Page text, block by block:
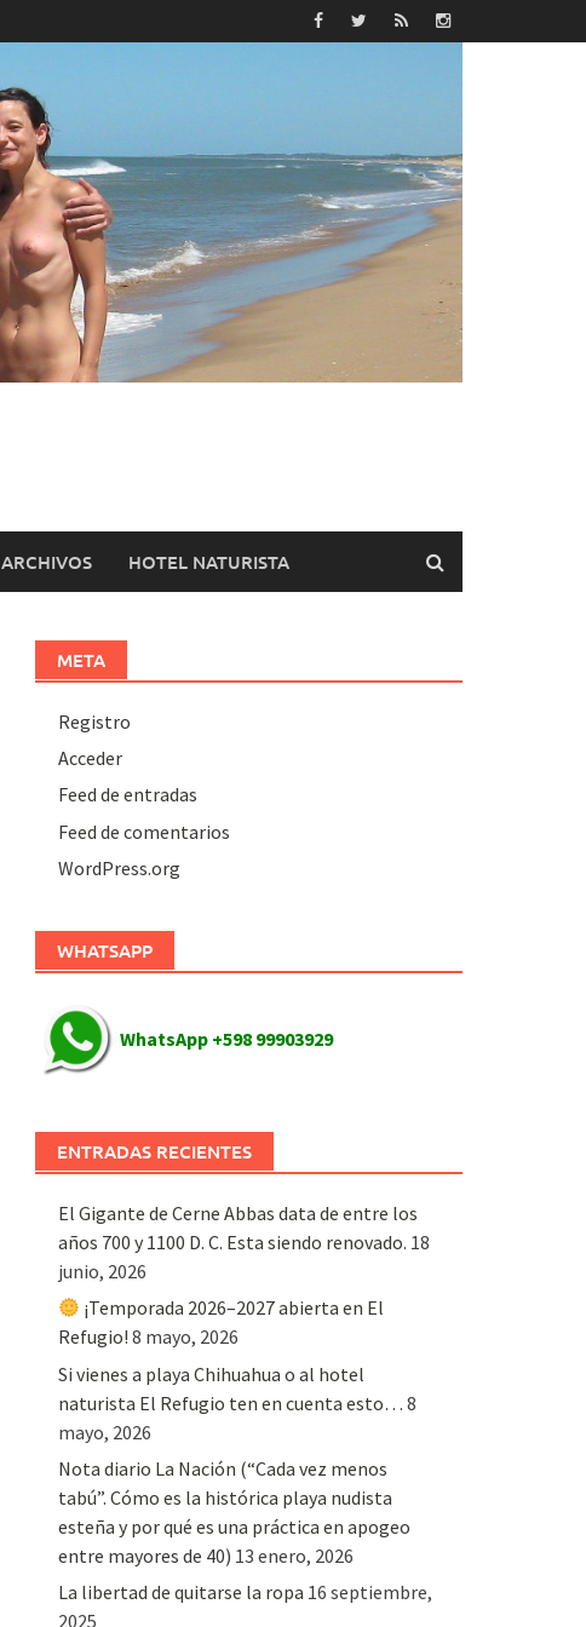
ARCHIVOS HOTEL NATURISTA
META
Registro
Acceder
Feed de entradas
Feed de comentarios
WordPress.org
WHATSAPP
WhatsApp +598 99903929
ENTRADAS RECIENTES
El Gigante de Cerne Abbas data de entre los
años 700 y 1100 D. C. Esta siendo renovado. 18
junio, 2026
¡Temporada 2026–2027 abierta en El
Refugio! 8 mayo, 2026
Si vienes a playa Chihuahua o al hotel
naturista El Refugio ten en cuenta esto… 8
mayo, 2026
Nota diario La Nación (“Cada vez menos
tabú”. Cómo es la histórica playa nudista
esteña y por qué es una práctica en apogeo
entre mayores de 40) 13 enero, 2026
La libertad de quitarse la ropa 16 septiembre,
2025